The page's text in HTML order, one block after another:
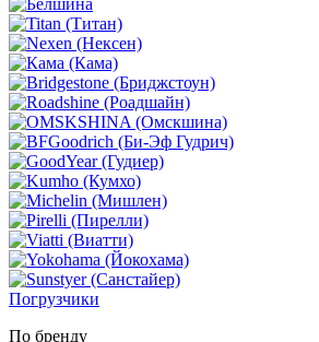
Погрузчики
По бренду